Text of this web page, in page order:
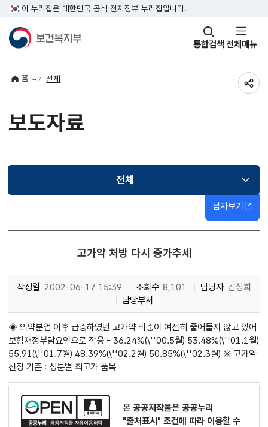
이 누리집은 대한민국 공식 전자정부 누리집입니다.
통합검색
창
열기 전체메뉴
홈 전체
보도자료
전체선택됨
점자보기
고가약 처방 다시 증가추세
작성일 2002-06-17 15:39 조회수 8,101 담당자 김상희
담당부서
◈ 의약분업 이후 급증하였던 고가약 비중이 여전히 줄어들지 않고 있어
보험재정부담요인으로 작용 - 36.24%(\''00.5월) 53.48%(\''01.1월)
55.91(\''01.7월) 48.39%(\''02.2월) 50.85%(\''02.3월) ※ 고가약
선정 기준 : 성분별 최고가 품목
본 공공저작물은 공공누리
"출처표시" 조건에 따라 이용할 수